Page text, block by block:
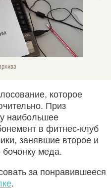
которое
Приз
наибольшее
в фитнес-клуб
занявшие второе и
бочонку меда.
за понравившееся
.